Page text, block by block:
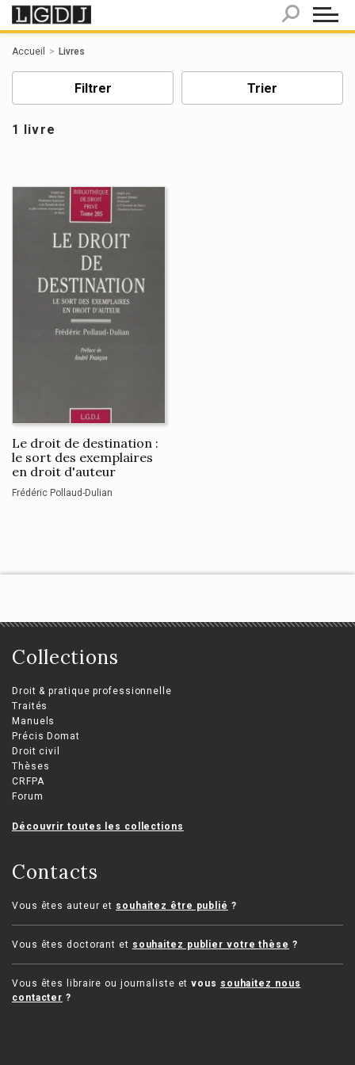
Accueil Livres
Filtrer Trier
1 livre
Le droit de destination :
le sort des exemplaires
en droit d'auteur
Frédéric Pollaud-Dulian
Collections
Droit & pratique professionnelle
Traités
Manuels
Précis Domat
Droit civil
Thèses
CRFPA
Forum
Découvrir toutes les collections
Contacts
Vous êtes auteur et souhaitez être publié ?
Vous êtes doctorant et souhaitez publier votre thèse ?
Vous êtes libraire ou journaliste etvous souhaitez nous
contacter ?
Panneau de gestion des cookies